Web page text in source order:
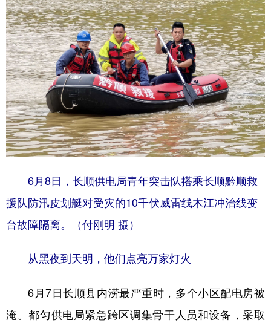
6月8日，长顺供电局青年突击队搭乘长顺黔顺救
援队防汛皮划艇对受灾的10千伏威雷线木江冲治线变
台故障隔离。（付刚明 摄）
从黑夜到天明，他们点亮万家灯火
6月7日长顺县内涝最严重时，多个小区配电房被
淹。都匀供电局紧急跨区调集骨干人员和设备，采取